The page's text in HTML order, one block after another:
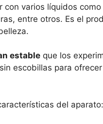
con varios líquidos
entre otros. Es el
estable que los
escobillas para
del aparato: